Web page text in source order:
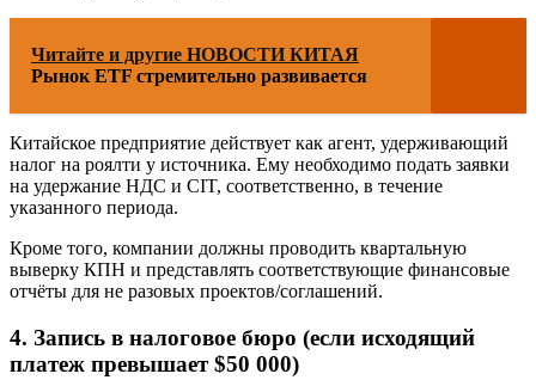
Читайте и другие НОВОСТИ КИТАЯ
Рынок ETF стремительно развивается
Китайское предприятие действует как агент, удерживающий
налог на роялти у источника. Ему необходимо подать заявки
на удержание НДС и CIT, соответственно, в течение
указанного периода.
Кроме того, компании должны проводить квартальную
выверку КПН и представлять соответствующие финансовые
отчёты для не разовых проектов/соглашений.
4. Запись в налоговое бюро (если исходящий
платеж превышает $50 000)